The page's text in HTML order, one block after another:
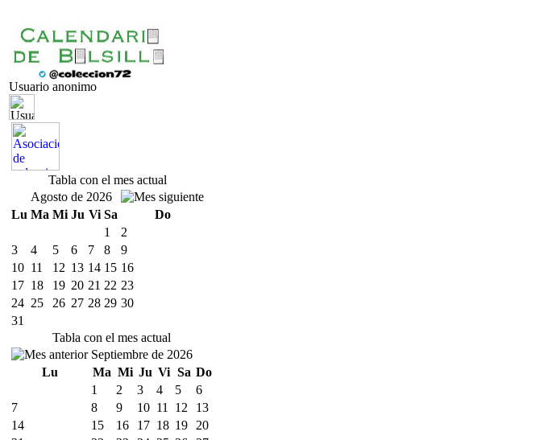
Usuario anonimo
Tabla con el mes actual
Agosto de 2026
Lu Ma Mi Ju Vi Sa
Do
1
2
3
4 5 6 7 8
9
10 11 12 13 14 15 16
17 18 19 20 21 22 23
24 25 26 27 28 29 30
31
Tabla con el mes actual
Septiembre de 2026
Lu
Ma Mi Ju Vi Sa Do
1
2 3 4 5
6
7
8 9 10 11 12
13
14
15 16 17 18 19
20